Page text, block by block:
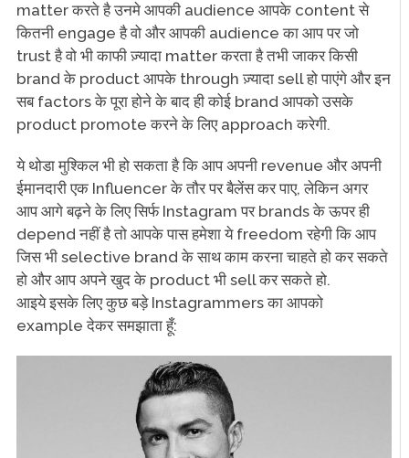
matter करते है उनमे आपकी audience आपके content से
कितनी engage है वो और आपकी audience का आप पर जो
trust है वो भी काफी ज़्यादा matter करता है तभी जाकर किसी
brand के product आपके through ज़्यादा sell हो पाएंगे और इन
सब factors के पूरा होने के बाद ही कोई brand आपको उसके
product promote करने के लिए approach करेगी.
ये थोडा मुश्किल भी हो सकता है कि आप अपनी revenue और अपनी
ईमानदारी एक Influencer के तौर पर बैलेंस कर पाए, लेकिन अगर
आप आगे बढ़ने के लिए सिर्फ Instagram पर brands के ऊपर ही
depend नहीं है तो आपके पास हमेशा ये freedom रहेगी कि आप
जिस भी selective brand के साथ काम करना चाहते हो कर सकते
हो और आप अपने खुद के product भी sell कर सकते हो.
आइये इसके लिए कुछ बड़े Instagrammers का आपको
example देकर समझाता हूँ: